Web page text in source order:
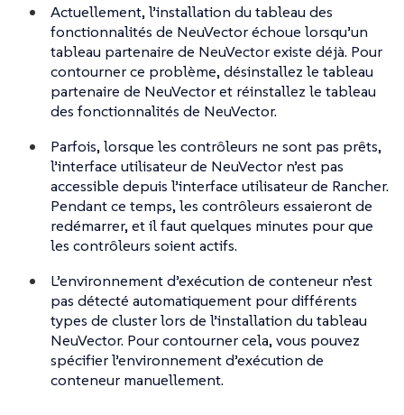
Actuellement, l’installation du tableau des
fonctionnalités de NeuVector échoue lorsqu’un
tableau partenaire de NeuVector existe déjà. Pour
contourner ce problème, désinstallez le tableau
partenaire de NeuVector et réinstallez le tableau
des fonctionnalités de NeuVector.
Parfois, lorsque les contrôleurs ne sont pas prêts,
l’interface utilisateur de NeuVector n’est pas
accessible depuis l’interface utilisateur de Rancher.
Pendant ce temps, les contrôleurs essaieront de
redémarrer, et il faut quelques minutes pour que
les contrôleurs soient actifs.
L’environnement d’exécution de conteneur n’est
pas détecté automatiquement pour différents
types de cluster lors de l’installation du tableau
NeuVector. Pour contourner cela, vous pouvez
spécifier l’environnement d’exécution de
conteneur manuellement.